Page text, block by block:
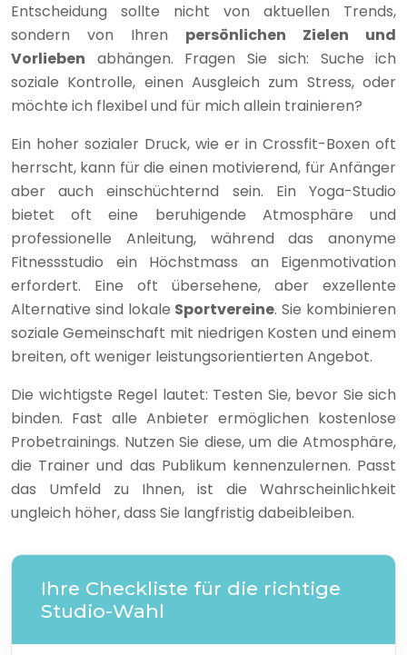
Entscheidung sollte nicht von aktuellen Trends,
sondern von Ihren persönlichen Zielen und
Vorlieben abhängen. Fragen Sie sich: Suche ich
soziale Kontrolle, einen Ausgleich zum Stress, oder
möchte ich flexibel und für mich allein trainieren?
Ein hoher sozialer Druck, wie er in Crossfit-Boxen oft
herrscht, kann für die einen motivierend, für Anfänger
aber auch einschüchternd sein. Ein Yoga-Studio
bietet oft eine beruhigende Atmosphäre und
professionelle Anleitung, während das anonyme
Fitnessstudio ein Höchstmass an Eigenmotivation
erfordert. Eine oft übersehene, aber exzellente
Alternative sind lokale Sportvereine. Sie kombinieren
soziale Gemeinschaft mit niedrigen Kosten und einem
breiten, oft weniger leistungsorientierten Angebot.
Die wichtigste Regel lautet: Testen Sie, bevor Sie sich
binden. Fast alle Anbieter ermöglichen kostenlose
Probetrainings. Nutzen Sie diese, um die Atmosphäre,
die Trainer und das Publikum kennenzulernen. Passt
das Umfeld zu Ihnen, ist die Wahrscheinlichkeit
ungleich höher, dass Sie langfristig dabeibleiben.
Ihre Checkliste für die richtige
Studio-Wahl